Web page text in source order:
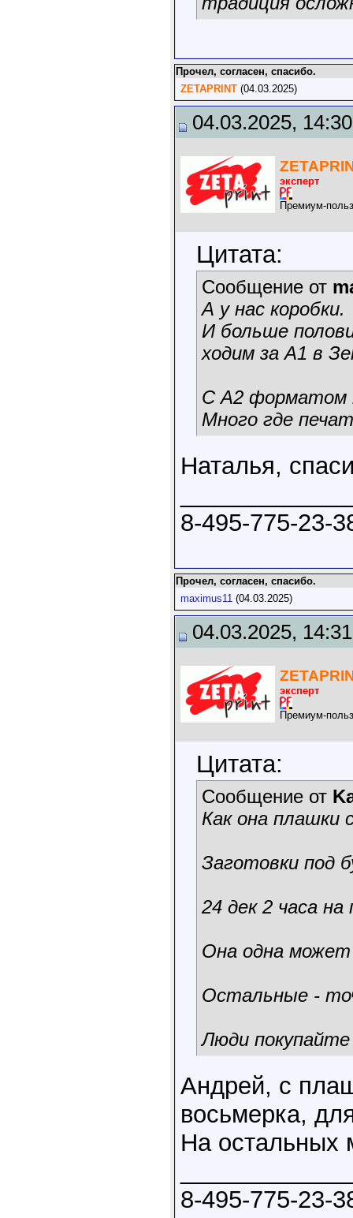
Прочел, согласен, спасибо.
ZETAPRINT (04.03.2025)
04.03.2025, 14:30
эксперт
Премиум-
Цитата:
Сообщение от
А у нас коробки.
И больше
ходим за А1 в
С А2 форматом
Много где
Наталья,
8-495-775-23-
Прочел, согласен, спасибо.
maximus11 (04.03.2025)
04.03.2025, 14:31
эксперт
Премиум-
Цитата:
Сообщение от
Как она плашки
Заготовки под
24 дек 2 часа
Она одна
Остальные -
Люди
Андрей, с
восьмерка,
На остальных
8-495-775-23-